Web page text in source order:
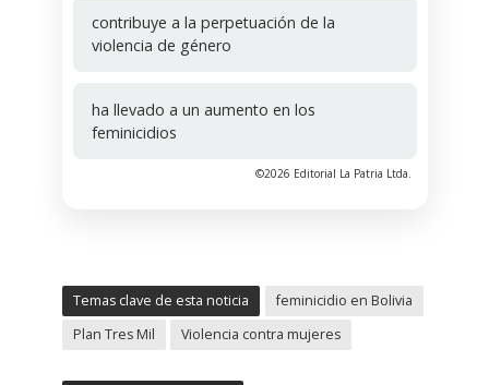
contribuye a la perpetuación de la
violencia de género
ha llevado a un aumento en los
feminicidios
©2026 Editorial La Patria Ltda.
Temas clave de esta noticia
feminicidio en Bolivia
Plan Tres Mil
Violencia contra mujeres